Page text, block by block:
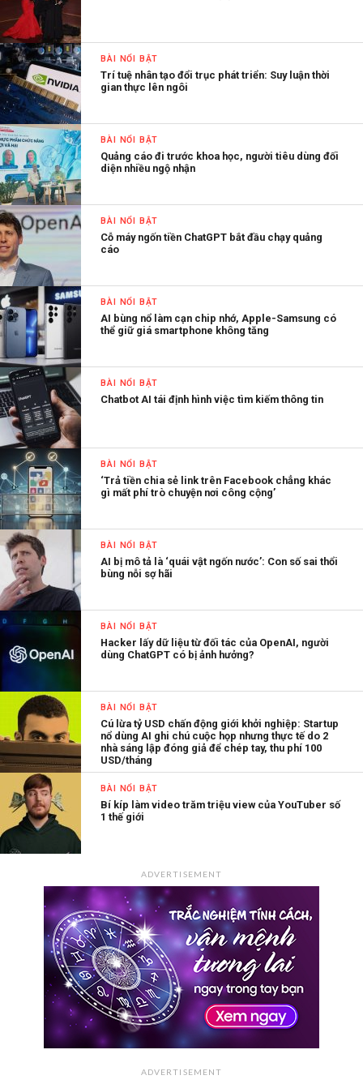
BÀI NỔI BẬT
Trí tuệ nhân tạo đổi trục phát triển: Suy luận thời
gian thực lên ngôi
BÀI NỔI BẬT
Quảng cáo đi trước khoa học, người tiêu dùng đối
diện nhiều ngộ nhận
BÀI NỔI BẬT
Cỗ máy ngốn tiền ChatGPT bắt đầu chạy quảng
cáo
BÀI NỔI BẬT
AI bùng nổ làm cạn chip nhớ, Apple-Samsung có
thể giữ giá smartphone không tăng
BÀI NỔI BẬT
Chatbot AI tái định hình việc tìm kiếm thông tin
BÀI NỔI BẬT
‘Trả tiền chia sẻ link trên Facebook chẳng khác
gì mất phí trò chuyện nơi công cộng’
BÀI NỔI BẬT
AI bị mô tả là ‘quái vật ngốn nước’: Con số sai thổi
bùng nỗi sợ hãi
BÀI NỔI BẬT
Hacker lấy dữ liệu từ đối tác của OpenAI, người
dùng ChatGPT có bị ảnh hưởng?
BÀI NỔI BẬT
Cú lừa tỷ USD chấn động giới khởi nghiệp: Startup
nổ dùng AI ghi chú cuộc họp nhưng thực tế do 2
nhà sáng lập đóng giả để chép tay, thu phí 100
USD/tháng
BÀI NỔI BẬT
Bí kíp làm video trăm triệu view của YouTuber số
1 thế giới
ADVERTISEMENT
ADVERTISEMENT